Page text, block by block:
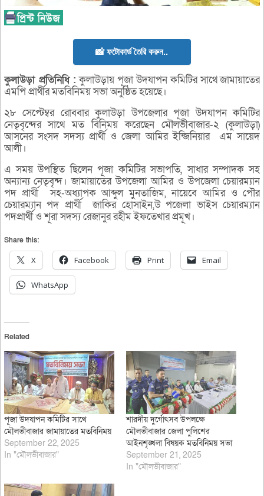
📸 ফটোকার্ড তৈরি করুন..
কুলাউড়া প্রতিনিধি : কুলাউড়ায় পূজা উদযাপন কমিটির সাথে জামায়াতের
এমপি প্রার্থীর মতবিনিময় সভা অনুষ্ঠিত হয়েছে।
২৮ সেপ্টেম্বর রোববার কুলাউড়া উপজেলার পূজা উদযাপন কমিটির
নেতৃবৃন্দের সাথে মত বিনিময় করেছেন মৌলভীবাজার-২ (কুলাউড়া)
আসনের সংসদ সদস্য প্রার্থী ও জেলা আমির ইন্জিনিয়ার এম সায়েদ
আলী।
এ সময় উপস্থিত ছিলেন পূজা কমিটির সভাপতি, সাধার সম্পাদক সহ
অন্যান্য নেতৃবৃন্দ। জামায়াতের উপজেলা আমির ও উপজেলা চেয়ারম্যান
পদ প্রার্থী সহ-অধ্যাপক আব্দুল মুনতাজিম, নায়েবে আমির ও পৌর
চেয়ারম্যান পদ প্রার্থী জাকির হোসাইন,উ পজেলা ভাইস চেয়ারম্যান
পদপ্রার্থী ও শূরা সদস্য রেজানুর রহীম ইফতেখার প্রমূখ।
Share this:
X Facebook Print Email
WhatsApp
Related
পূজা উদযাপন কমিটির সাথে
মৌলভীবাজার জামায়াতের মতবিনিময়
September 22, 2025
In "মৌলভীবাজার"
শারদীয় দুর্গোৎসব উপলক্ষে
মৌলভীবাজার জেলা পুলিশের
আইনশৃঙ্খলা বিষয়ক মতবিনিময় সভা
September 21, 2025
In "মৌলভীবাজার"